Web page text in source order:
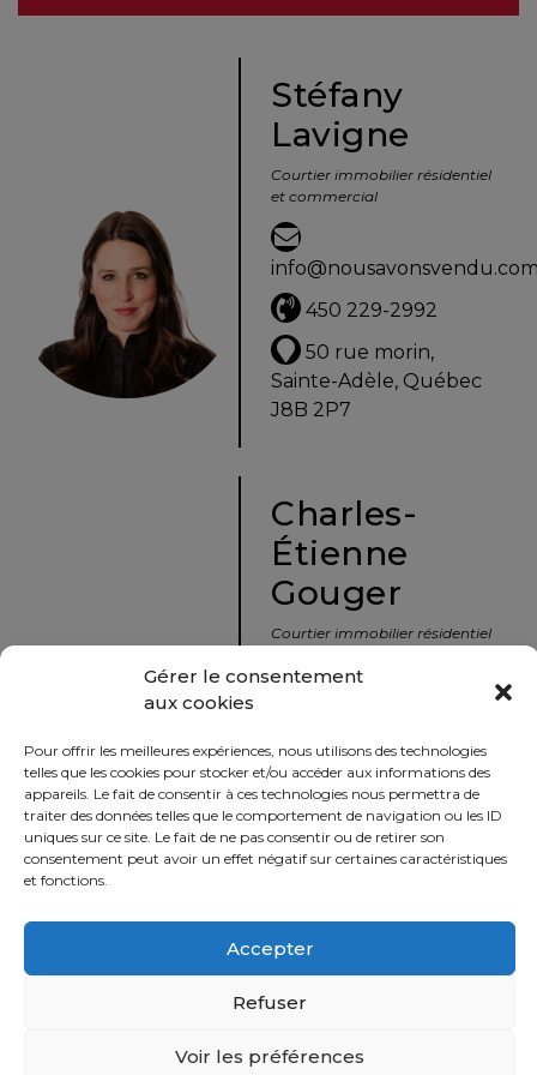
Gérer le consentement
aux cookies
Pour offrir les meilleures expériences, nous utilisons des technologies
telles que les cookies pour stocker et/ou accéder aux informations des
appareils. Le fait de consentir à ces technologies nous permettra de
traiter des données telles que le comportement de navigation ou les ID
uniques sur ce site. Le fait de ne pas consentir ou de retirer son
consentement peut avoir un effet négatif sur certaines caractéristiques
et fonctions.
Accepter
Refuser
Voir les préférences
Évaluation
Avec
un
immobilier
vers
la
tranquillité
d’esprit
défi
Stéfany
Lavigne
Courtier immobilier résidentiel
et commercial
450 229-2992
50 rue morin,
Sainte-Adèle, Québec
J8B 2P7
Charles-
Étienne
Gouger
Courtier immobilier résidentiel
450 229-2992
50 rue morin,
Sainte-Adèle, Québec
J8B 2P7
Partager
Politique